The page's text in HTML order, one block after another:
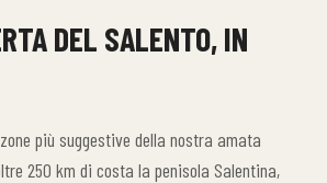
DEL SALENTO, IN
più suggestive della nostra amata
250 km di costa la penisola Salentina,